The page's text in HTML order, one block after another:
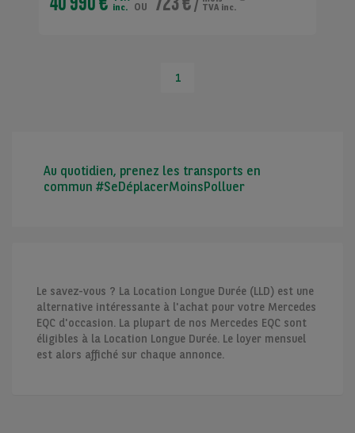
inc.
ou TVA inc.
1
Au quotidien, prenez les transports en
commun #SeDéplacerMoinsPolluer
Le savez-vous ? La Location Longue Durée (LLD) est une
alternative intéressante à l'achat pour votre Mercedes
EQC d'occasion. La plupart de nos Mercedes EQC sont
éligibles à la Location Longue Durée. Le loyer mensuel
est alors affiché sur chaque annonce.